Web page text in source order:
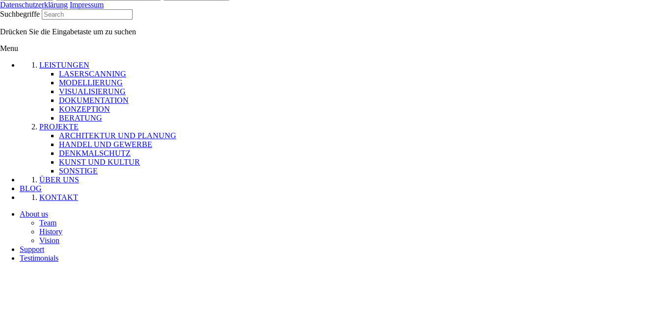
Datenschutzerklärung Impressum
Suchbegriffe
Drücken Sie die Eingabetaste um zu suchen
Menu
LEISTUNGEN
LASERSCANNING
MODELLIERUNG
VISUALISIERUNG
DOKUMENTATION
KONZEPTION
BERATUNG
PROJEKTE
ARCHITEKTUR UND PLANUNG
HANDEL UND GEWERBE
DENKMALSCHUTZ
KUNST UND KULTUR
SONSTIGE
ÜBER UNS
BLOG
KONTAKT
About us
Team
History
Vision
Support
Testimonials